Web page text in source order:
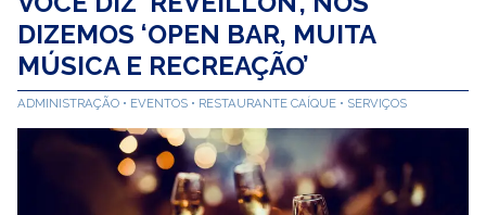
DIZEMOS ‘OPEN BAR, MUITA
MÚSICA E RECREAÇÃO’
ADMINISTRAÇÃO EVENTOS RESTAURANTE CAÍQUE SERVIÇOS